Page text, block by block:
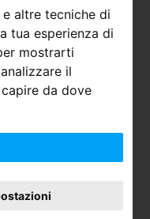
altre tecniche di
tua esperienza di
mostrarti
il
da dove
, può
mobili, beni
correnti
facenti
presso